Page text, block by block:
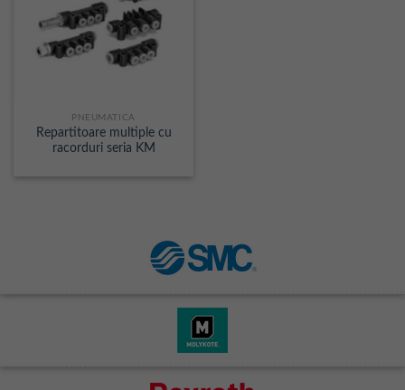
PNEUMATICA
Repartitoare multiple cu
racorduri seria KM